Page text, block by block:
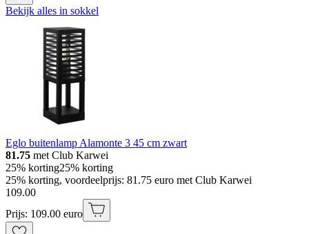
Bekijk alles in sokkel
Eglo buitenlamp Alamonte 3 45 cm zwart
81.75 met Club Karwei
25% korting25% korting
25% korting, voordeelprijs: 81.75 euro met Club Karwei
109.00
Prijs: 109.00 euro